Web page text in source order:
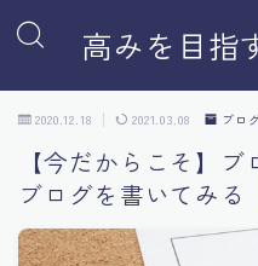
高みを目指
2020.12.18 2021.03.08 ブロ
【今だからこそ】
ブログを書いてみる